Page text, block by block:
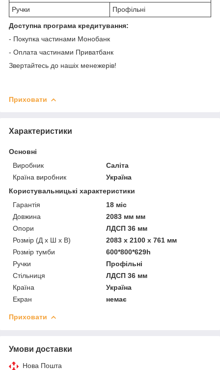
Ручки
Профільні
Доступна програма кредитування:
- Покупка частинами Монобанк
- Оплата частинами Приватбанк
Звертайтесь до нашіх менежерів!
Приховати
Характеристики
Основні
Виробник
Саліта
Країна виробник
Україна
Користувальницькі характеристики
Гарантія
18 міс
Довжина
2083 мм мм
Опори
ЛДСП 36 мм
Розмір (Д x Ш x В)
2083 x 2100 x 761 мм
Розмір тумби
600*800*629h
Ручки
Профільні
Стільниця
ЛДСП 36 мм
Країна
Україна
Екран
немає
Приховати
Умови доставки
Нова Пошта